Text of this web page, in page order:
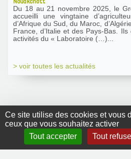
Ce site utilise des cookies et vous
ceux que vous souhaitez activer
Tout accepter
Tout
Du 18 au 21 novembre 2025, le
accueilli une vingtaine
d’Afrique du Sud, du Maroc,
France, d’Italie et des Pays-Bas.
activités du « Laboratoire (…)...
> voir toutes les actualités
2010 |RSS|Plan du site|